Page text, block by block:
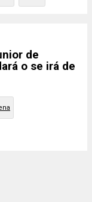
de
o se irá de